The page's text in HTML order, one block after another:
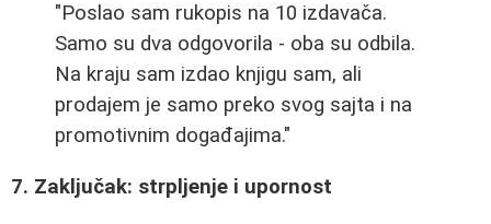
"Poslao sam rukopis na 10 izdavača.
Samo su dva odgovorila - oba su odbila.
Na kraju sam izdao knjigu sam, ali
prodajem je samo preko svog sajta i na
promotivnim događajima."
7. Zaključak: strpljenje i upornost